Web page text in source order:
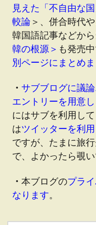
見えた「不自由な
較論 ＞、併合時代
韓国語記事などか
韓の根源＞ も発売中
別ページにまとめ
・ サブブログに議
エントリーを用意
にはサブを利用して
はツイッターを利
ですが、たまに旅
で、よかったら覗い
・ 本ブログのプラ
なります。